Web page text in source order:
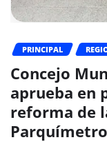
PRINCIPAL
Concejo
aprueba en
reforma de